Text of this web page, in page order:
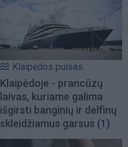
Klaipėdos pulsas
Klaipėdoje - prancūzų
laivas, kuriame galima
išgirsti banginių ir delfinų
skleidžiamus garsus (1)